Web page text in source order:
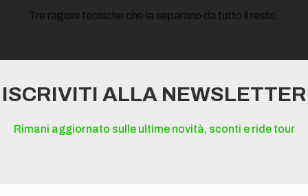
Tre ragioni tecniche che la separano da tutto il resto.
ISCRIVITI ALLA NEWSLETTER
Rimani aggiornato sulle ultime novità, sconti e ride tour